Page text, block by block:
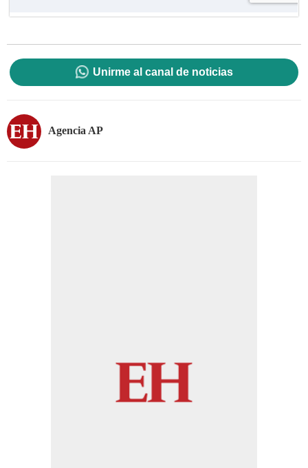
Unirme al canal de noticias
Agencia AP